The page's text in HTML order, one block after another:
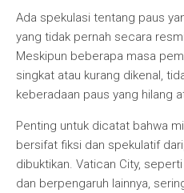
Ada spekulasi tentang paus
yang tidak pernah secara
Meskipun beberapa masa
singkat atau kurang dikenal,
keberadaan paus yang hilang
Penting untuk dicatat bahwa
bersifat fiksi dan spekulatif
dibuktikan. Vatican City,
dan berpengaruh lainnya,